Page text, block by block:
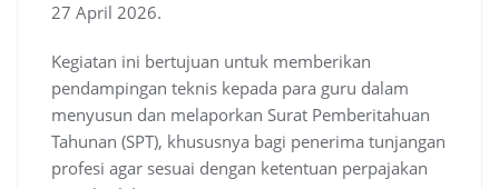
27 April 2026.
Kegiatan ini bertujuan untuk memberikan
pendampingan teknis kepada para guru dalam
menyusun dan melaporkan Surat Pemberitahuan
Tahunan (SPT), khususnya bagi penerima tunjangan
profesi agar sesuai dengan ketentuan perpajakan